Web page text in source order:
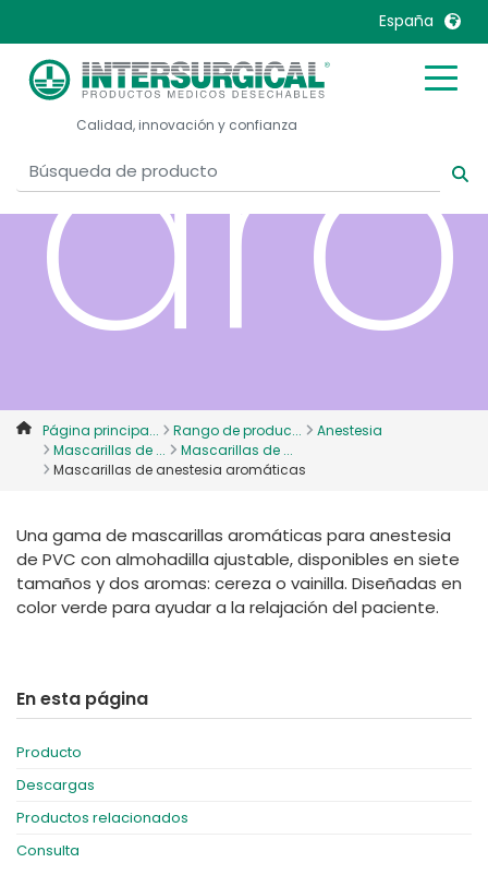
España
United Kingdom
United States
Australia
Belgique, Français
Canada, English
Denmark
Deutschland
France
Nederlands
Russia
International English
Calidad, innovación y confianza
Página principa... Rango de produc...
Anestesia
Mascarillas de ...
Mascarillas de ...
Mascarillas de anestesia aromáticas
Una gama de mascarillas aromáticas para anestesia
de PVC con almohadilla ajustable, disponibles en siete
tamaños y dos aromas: cereza o vainilla. Diseñadas en
color verde para ayudar a la relajación del paciente.
En esta página
Producto
Descargas
Productos relacionados
Consulta